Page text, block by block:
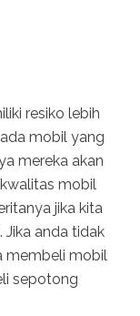
resiko lebih
mobil yang
mereka akan
mobil
jika kita
anda tidak
membeli mobil
sepotong